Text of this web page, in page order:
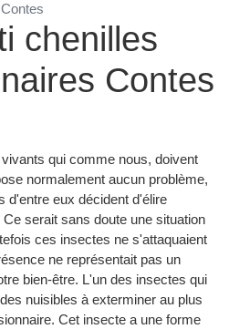
chenilles
Contes
qui comme nous, doivent
normalement aucun problème,
d'entre eux décident d'élire
serait sans doute une situation
ces insectes ne s'attaquaient
ne représentait pas un
bien-être. L'un des insectes qui
nuisibles à exterminer au plus
Cet insecte a une forme